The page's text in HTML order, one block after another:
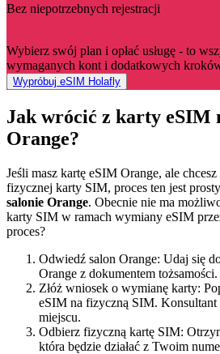
Bez niepotrzebnych rejestracji
Wybierz swój plan i opłać usługę - to
wymaganych kont i dodatkowych
Wypróbuj eSIM Holafly
Jak wrócić z karty eSIM
Orange?
Jeśli masz kartę eSIM Orange, ale
fizycznej karty SIM, proces ten jest
salonie Orange. Obecnie nie ma
karty SIM w ramach wymiany eSIM
proces?
Odwiedź salon Orange: Udaj się
Orange z dokumentem tożsamości.
Złóż wniosek o wymianę karty:
eSIM na fizyczną SIM. Konsultant
miejscu.
Odbierz fizyczną kartę SIM:
która będzie działać z Twoim